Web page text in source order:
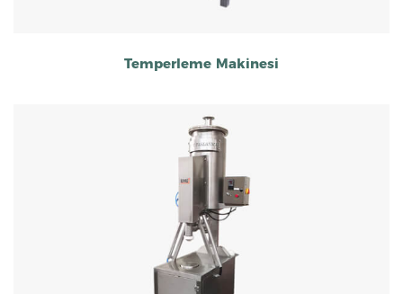
Temperleme Makinesi